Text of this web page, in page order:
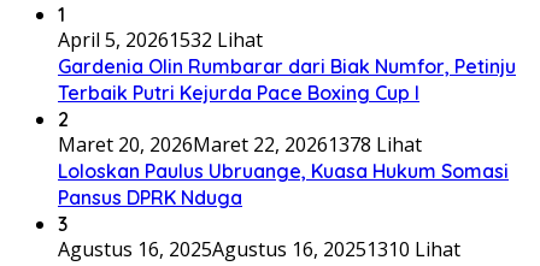
1
April 5, 20261532 Lihat
Gardenia Olin Rumbarar dari Biak Numfor, Petinju
Terbaik Putri Kejurda Pace Boxing Cup I
2
Maret 20, 2026Maret 22, 20261378 Lihat
Loloskan Paulus Ubruange, Kuasa Hukum Somasi
Pansus DPRK Nduga
3
Agustus 16, 2025Agustus 16, 20251310 Lihat